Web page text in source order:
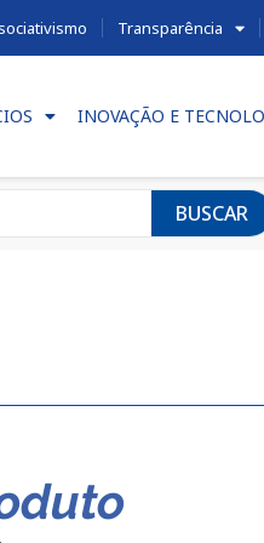
Transparência
INOVAÇÃO E
BUSCAR